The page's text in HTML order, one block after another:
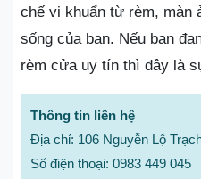
chế vi khuẩn từ rèm,
sống của bạn. Nếu bạn
rèm cửa uy tín thì đây là
Thông tin liên hệ
Địa chỉ: 106 Nguyễn Lộ
Số điện thoại: 0983 449 045